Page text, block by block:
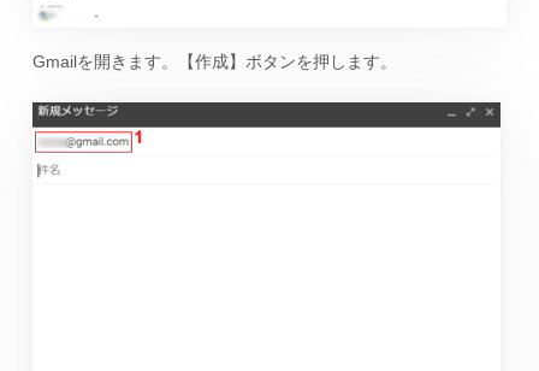
Gmailを開きます。【作成】ボタンを押します。